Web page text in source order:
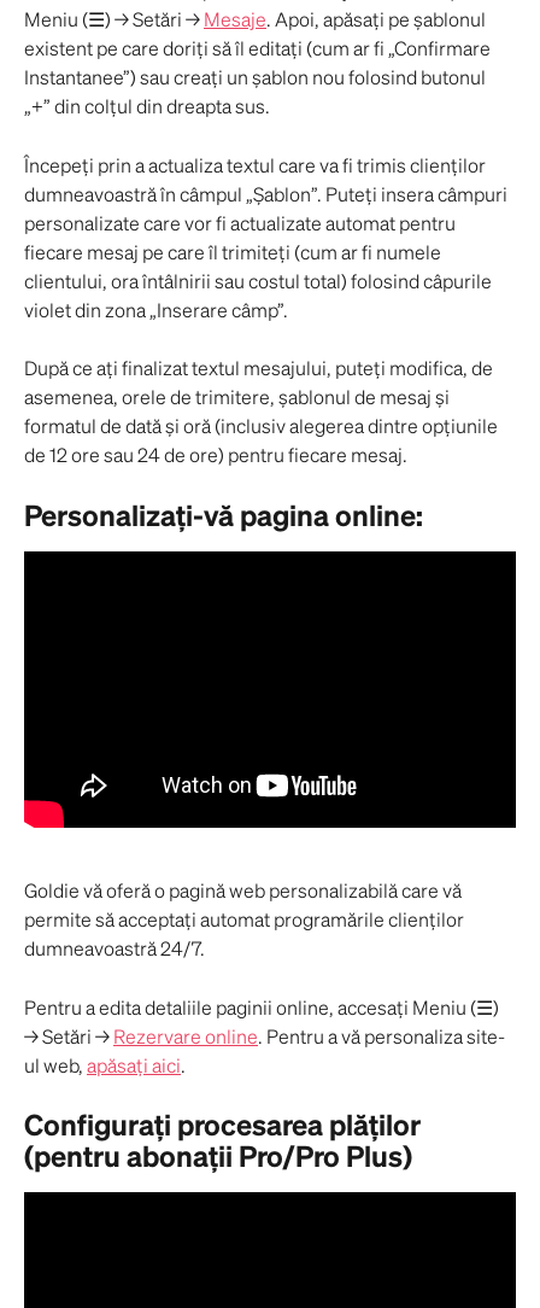
Meniu (☰) → Setări → Mesaje. Apoi, apăsați pe șablonul
existent pe care doriți să îl editați (cum ar fi „Confirmare
Instantanee”) sau creați un șablon nou folosind butonul
„+” din colțul din dreapta sus.
Începeți prin a actualiza textul care va fi trimis clienților
dumneavoastră în câmpul „Șablon”. Puteți insera câmpuri
personalizate care vor fi actualizate automat pentru
fiecare mesaj pe care îl trimiteți (cum ar fi numele
clientului, ora întâlnirii sau costul total) folosind câpurile
violet din zona „Inserare câmp”.
După ce ați finalizat textul mesajului, puteți modifica, de
asemenea, orele de trimitere, șablonul de mesaj și
formatul de dată și oră (inclusiv alegerea dintre opțiunile
de 12 ore sau 24 de ore) pentru fiecare mesaj.
Personalizați-vă pagina online:
Goldie vă oferă o pagină web personalizabilă care vă
permite să acceptați automat programările clienților
dumneavoastră 24/7.
Pentru a edita detaliile paginii online, accesați Meniu (☰)
→ Setări → Rezervare online. Pentru a vă personaliza site-
ul web, apăsați aici.
Configurați procesarea plăților
(pentru abonații Pro/Pro Plus)